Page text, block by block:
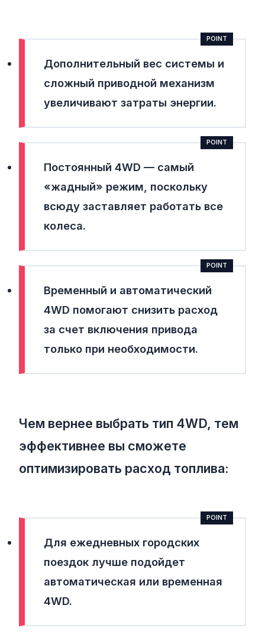
Дополнительный вес системы и
сложный приводной механизм
увеличивают затраты энергии.
Постоянный 4WD — самый
«жадный» режим, поскольку
всюду заставляет работать все
колеса.
Временный и автоматический
4WD помогают снизить расход
за счет включения привода
только при необходимости.
Чем вернее выбрать тип 4WD, тем
эффективнее вы сможете
оптимизировать расход топлива:
Для ежедневных городских
поездок лучше подойдет
автоматическая или временная
4WD.